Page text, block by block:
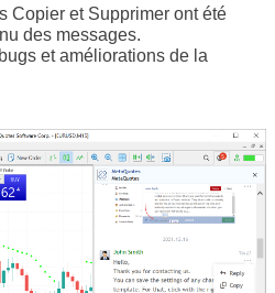
Copier et Supprimer ont été
des messages.
et améliorations de la